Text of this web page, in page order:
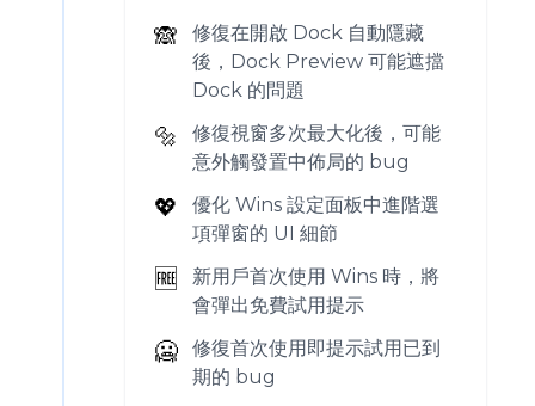
🙈
修復在開啟 Dock 自動隱藏
後，Dock Preview 可能遮擋
Dock 的問題
🔩
修復視窗多次最大化後，可能
意外觸發置中佈局的 bug
💖
優化 Wins 設定面板中進階選
項彈窗的 UI 細節
🆓
新用戶首次使用 Wins 時，將
會彈出免費試用提示
🥶
修復首次使用即提示試用已到
期的 bug